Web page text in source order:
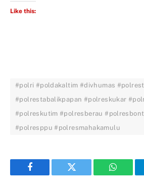
Like this:
#polri #poldakaltim #divhumas
#polrestabalikpapan #polreskukar
#polreskutim #polresberau
#polresppu #polresmahakamulu
Facebook Twitter